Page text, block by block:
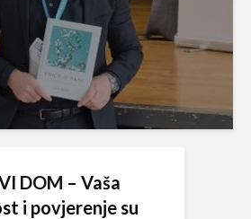
DOM – Vaša
i povjerenje su